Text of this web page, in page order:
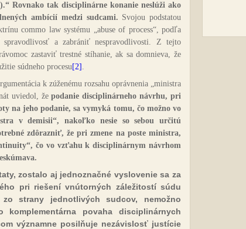
Rovnako tak disciplinárne konanie neslúži ako
ambícií medzi sudcami. Svojou podstatou
commo law systému „abuse of process“, podľa
a zabrániť nespravodlivosti. Z tejto
zastaviť trestné stíhanie, ak sa domnieva, že
súdneho procesu[2] .
k zúženému rozsahu oprávnenia „ministra
uviedol, žepodanie disciplinárneho návrhu, pri
na jeho podanie, sa vymyká tomu, čo možno vo
v demisii“, nakoľko nesie so sebou určitú
zdôrazniť, že pri zmene na poste ministra,
čo vo vzťahu k disciplinárnym návrhom
zostalo aj jednoznačné vyslovenie sa za
pri riešení vnútorných záležitostí súdu
strany jednotlivých sudcov, nemožno
komplementárna povaha disciplinárnych
významne posilňuje nezávislosť justície